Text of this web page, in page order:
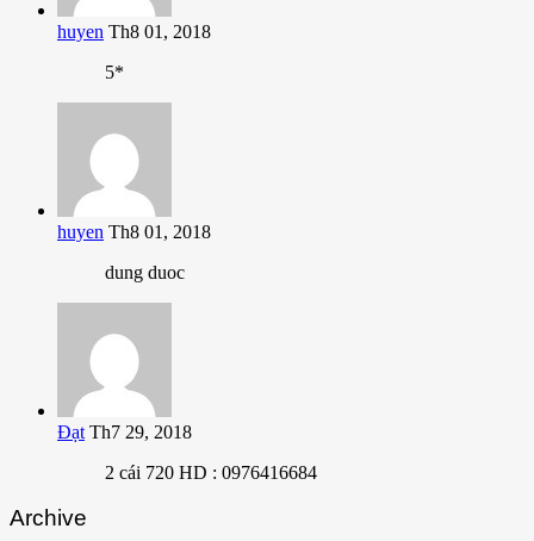
huyen Th8 01, 2018
5*
huyen Th8 01, 2018
dung duoc
Đạt Th7 29, 2018
2 cái 720 HD : 0976416684
Archive